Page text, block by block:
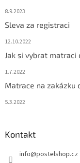
8.9.2023
Sleva za registraci
12.10.2022
Jak si vybrat
1.7.2022
Matrace na zakázku
5.3.2022
Kontakt
info@postelshop.cz